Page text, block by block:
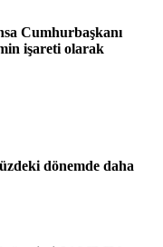
Cumhurbaşkanı
işareti olarak
dönemde daha